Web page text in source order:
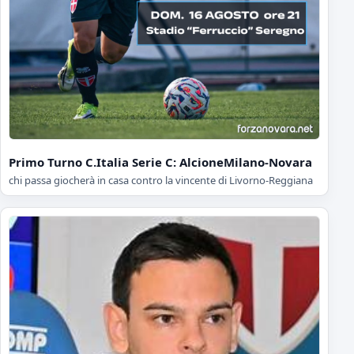
Primo Turno C.Italia Serie C: AlcioneMilano-Novara
chi passa giocherà in casa contro la vincente di Livorno-Reggiana